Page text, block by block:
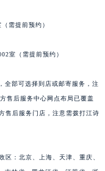
需提前预约）
室（需提前预约）
全部可选择到店或邮寄服务，注
售后服务中心网点布局已覆盖
售后服务门店，注意需拨打江诗
区：北京、上海、天津、重庆、